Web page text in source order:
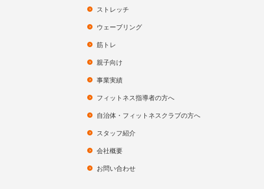
ストレッチ
ウェーブリング
筋トレ
親子向け
事業実績
フィットネス指導者の方へ
自治体・フィットネスクラブの方へ
スタッフ紹介
会社概要
お問い合わせ